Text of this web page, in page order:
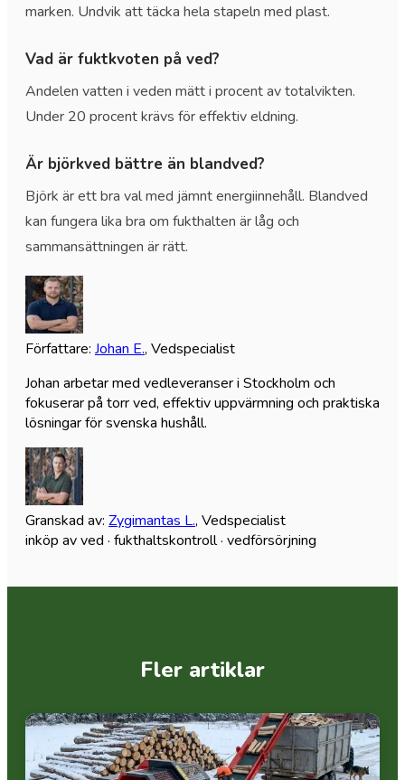
marken. Undvik att täcka hela stapeln med plast.
Vad är fuktkvoten på ved?
Andelen vatten i veden mätt i procent av totalvikten.
Under 20 procent krävs för effektiv eldning.
Är björkved bättre än blandved?
Björk är ett bra val med jämnt energiinnehåll. Blandved
kan fungera lika bra om fukthalten är låg och
sammansättningen är rätt.
Författare: Johan E., Vedspecialist
Johan arbetar med vedleveranser i Stockholm och
fokuserar på torr ved, effektiv uppvärmning och praktiska
lösningar för svenska hushåll.
Granskad av: Zygimantas L., Vedspecialist
inköp av ved · fukthaltskontroll · vedförsörjning
Fler artiklar